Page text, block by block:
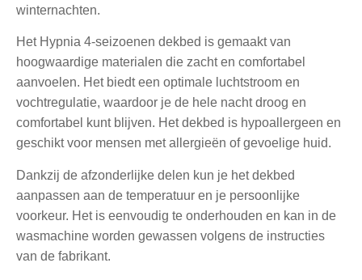
winternachten.
Het Hypnia 4-seizoenen dekbed is gemaakt van
hoogwaardige materialen die zacht en comfortabel
aanvoelen. Het biedt een optimale luchtstroom en
vochtregulatie, waardoor je de hele nacht droog en
comfortabel kunt blijven. Het dekbed is hypoallergeen en
geschikt voor mensen met allergieën of gevoelige huid.
Dankzij de afzonderlijke delen kun je het dekbed
aanpassen aan de temperatuur en je persoonlijke
voorkeur. Het is eenvoudig te onderhouden en kan in de
wasmachine worden gewassen volgens de instructies
van de fabrikant.